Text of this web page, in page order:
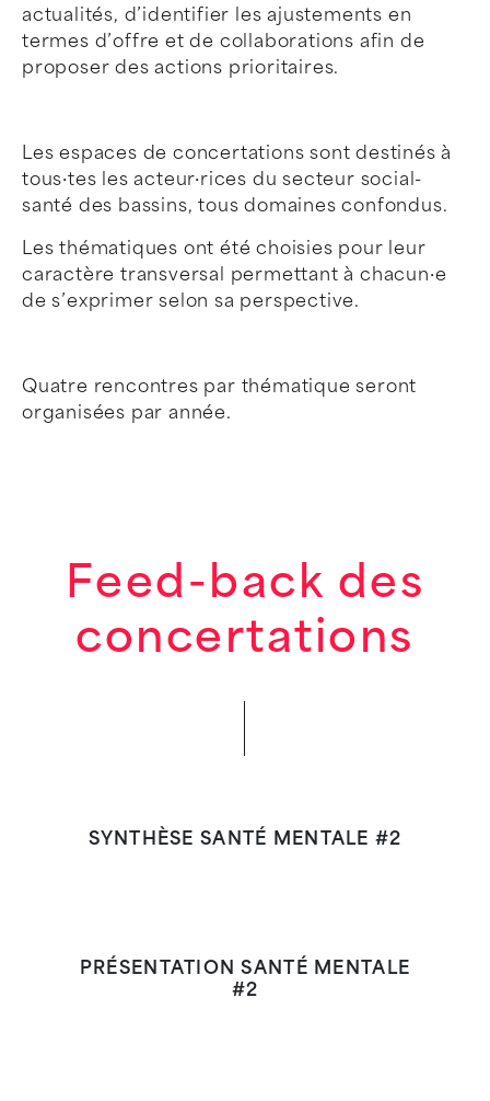
actualités, d’identifier les ajustements en
termes d’offre et de collaborations afin de
proposer des actions prioritaires.
Les espaces de concertations sont destinés à
tous·tes les acteur·rices du secteur social-
santé des bassins, tous domaines confondus.
Les thématiques ont été choisies pour leur
caractère transversal permettant à chacun·e
de s’exprimer selon sa perspective.
Quatre rencontres par thématique seront
organisées par année.
Feed-back des
concertations
SYNTHÈSE SANTÉ MENTALE #2
PRÉSENTATION SANTÉ MENTALE
#2